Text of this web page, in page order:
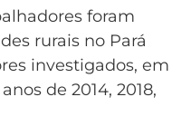
foram
rurais no Pará
investigados, em
de 2014, 2018,